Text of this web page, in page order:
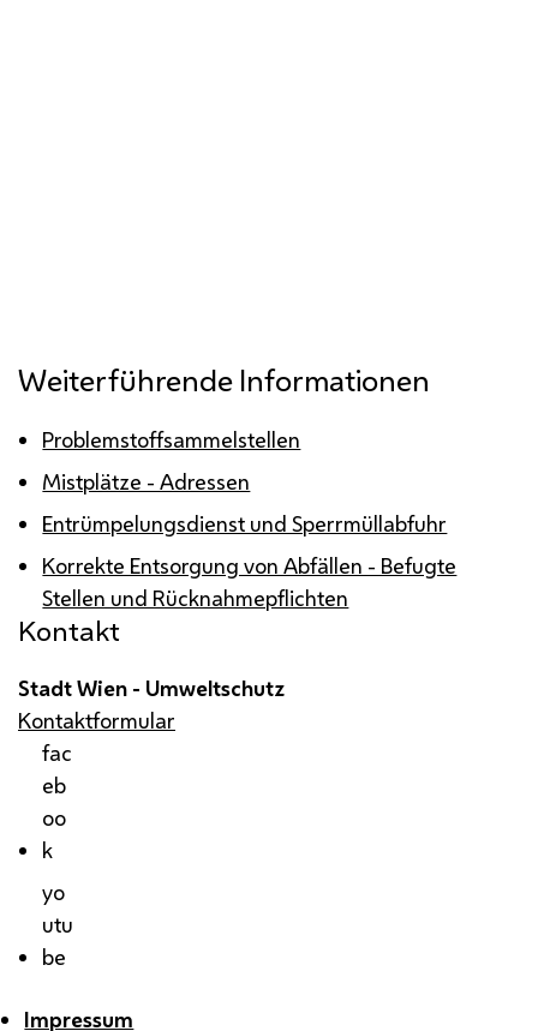
Weiterführende Informationen
Problemstoffsammelstellen
Mistplätze - Adressen
Entrümpelungsdienst und Sperrmüllabfuhr
Korrekte Entsorgung von Abfällen - Befugte
Stellen und Rücknahmepflichten
Kontakt
Stadt Wien - Umweltschutz
Kontaktformular
fac
eb
oo
k
yo
utu
be
Impressum